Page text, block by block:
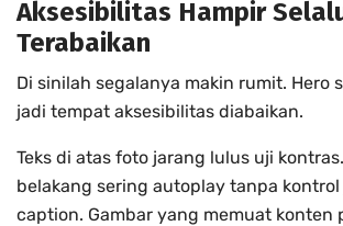
Aksesibilitas Hampir
Terabaikan
Di sinilah segalanya makin rumit. Hero
jadi tempat aksesibilitas diabaikan.
Teks di atas foto jarang lulus uji
belakang sering autoplay tanpa
caption. Gambar yang memuat konten